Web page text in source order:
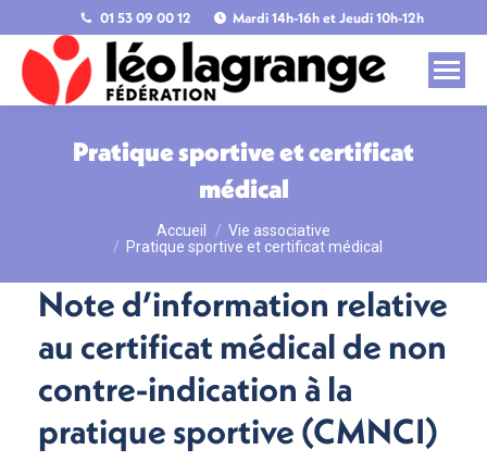
01 53 09 00 12 Mardi 14h-16h et Jeudi 10h-12h
Pratique sportive et certificat
médical
Vous êtes ici :Accueil
Vie associative
Pratique sportive et certificat médical
Note d’information relative
au certificat médical de non
contre-indication à la
pratique sportive (CMNCI)